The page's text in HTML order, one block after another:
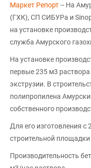
Маркет Репорт-- На
(ГХК), СП СИБУРа и
на установке
служба Амурского
На установке
первые 235 м3
экструзии. В
полипропилена
собственного
Для его изготовления с
строительной
Производительность